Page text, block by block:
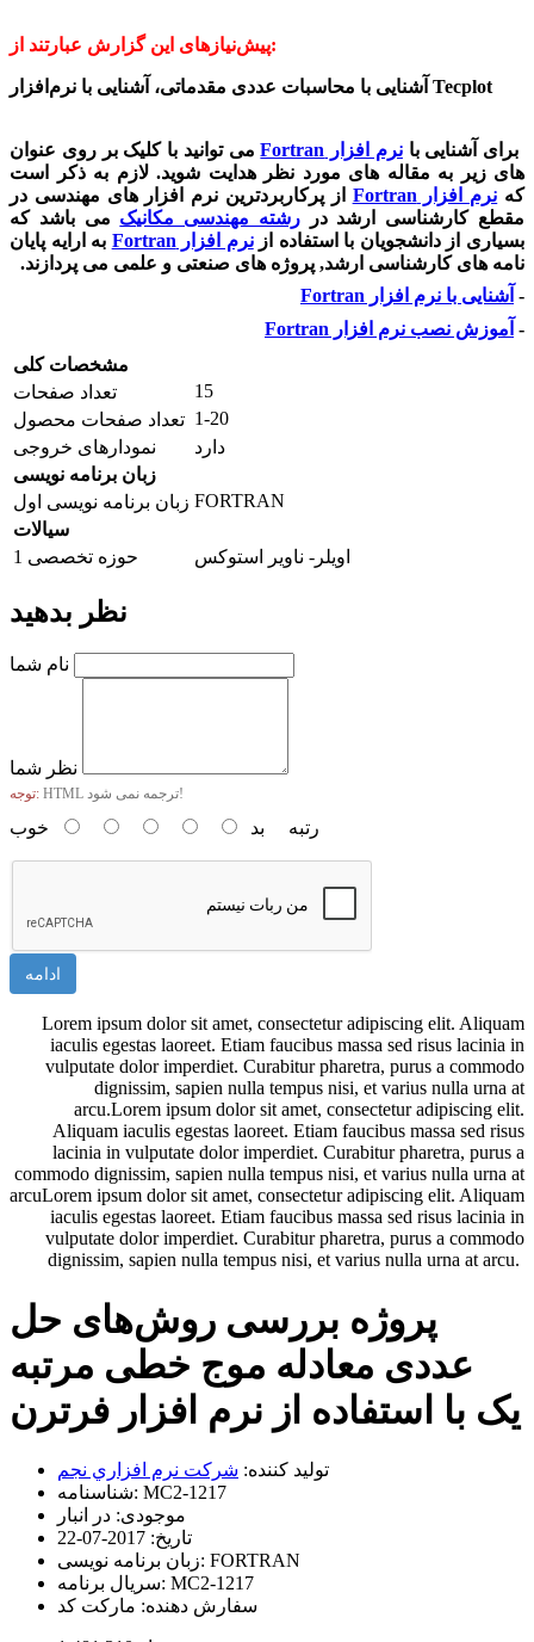
پیش‌نیازهای این گزارش عبارتند از:
آشنایی با محاسبات عددی مقدماتی، آشنایی با نرم‌افزار Tecplot
برای آشنایی بانرم افزار Fortranمی توانید با کلیک بر روی عنوان
های زیر به مقاله های مورد نظر هدایت شوید. لازم به ذکر است
که نرم افزار Fortran از پرکاربردترین نرم افزار های مهندسی در
مقطع کارشناسی ارشد دررشته مهندسی مکانیک می باشد که
بسیاری از دانشجویان با استفاده ازنرم افزار Fortran به ارایه پایان
نامه های کارشناسی ارشد, پروژه های صنعتی و علمی می پردازند.
- آشنایی با نرم افزار Fortran
- آموزش نصب نرم افزار Fortran
مشخصات کلی
تعداد صفحات
15
تعداد صفحات محصول 1-20
نمودارهای خروجی
دارد
زبان برنامه نویسی
زبان برنامه نویسی اول FORTRAN
سیالات
حوزه تخصصی 1
اویلر- ناویر استوکس
نظر بدهید
نام شما
نظر شما
توجه: HTML ترجمه نمی شود!
رتبه بد خوب
ادامه
Lorem ipsum dolor sit amet, consectetur adipiscing elit. Aliquam
iaculis egestas laoreet. Etiam faucibus massa sed risus lacinia in
vulputate dolor imperdiet. Curabitur pharetra, purus a commodo
dignissim, sapien nulla tempus nisi, et varius nulla urna at
arcu.Lorem ipsum dolor sit amet, consectetur adipiscing elit.
Aliquam iaculis egestas laoreet. Etiam faucibus massa sed risus
lacinia in vulputate dolor imperdiet. Curabitur pharetra, purus a
commodo dignissim, sapien nulla tempus nisi, et varius nulla urna at
arcuLorem ipsum dolor sit amet, consectetur adipiscing elit. Aliquam
iaculis egestas laoreet. Etiam faucibus massa sed risus lacinia in
vulputate dolor imperdiet. Curabitur pharetra, purus a commodo
dignissim, sapien nulla tempus nisi, et varius nulla urna at arcu.
پروژه بررسی روش‌های حل
عددی معادله موج خطی مرتبه
یک با استفاده از نرم افزار فرترن
تولید کننده: شرکت نرم افزاري نجم
شناسنامه: MC2-1217
موجودی: در انبار
تاریخ: 2017-07-22
زبان برنامه نویسی: FORTRAN
سریال برنامه: MC2-1217
سفارش دهنده: مارکت کد